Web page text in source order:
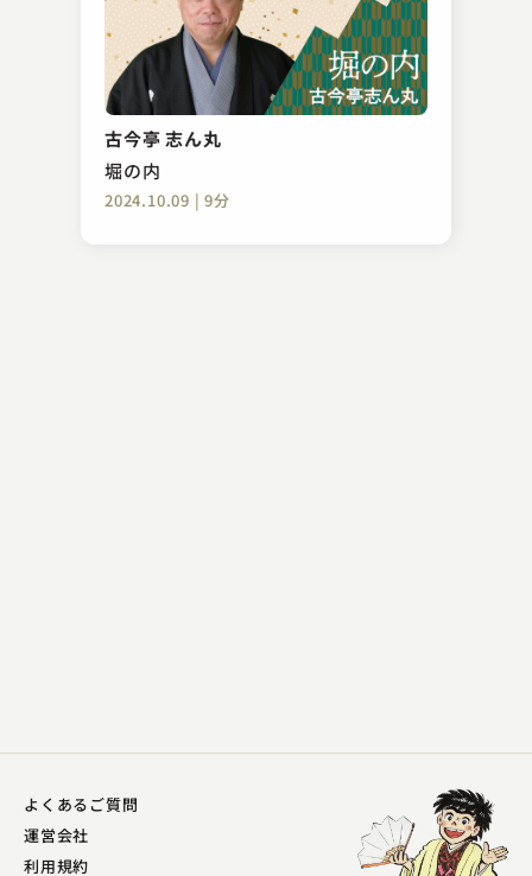
古今亭 志ん丸
堀の内
2024.10.09 | 9分
三遊亭歌実（現：三遊亭歌ちどき）
巻き返し
2023.06.05 | 14分
よくあるご質問
運営会社
利用規約